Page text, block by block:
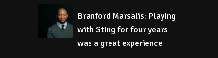
Branford Marsalis: Playing
with Sting for four years
was a great experience